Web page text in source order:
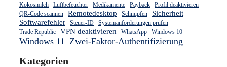
Kokosmilch Luftbefeuchter Medikamente Payback
Profil deaktivieren
QR-Code scannen
Remotedesktop Schnupfen
Sicherheit
Softwarefehler
Steuer-ID
Systemanforderungen prüfen
Trade Republic
VPN deaktivieren WhatsApp Windows 10
Windows 11 Zwei-Faktor-Authentifizierung
Kategorien